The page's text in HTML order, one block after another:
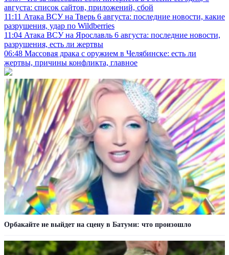
августа: список сайтов, приложений, сбой
11:11 Атака ВСУ на Тверь 6 августа: последние новости, какие
разрушения, удар по Wildberries
11:04 Атака ВСУ на Ярославль 6 августа: последние новости,
разрушения, есть ли жертвы
06:48 Массовая драка с оружием в Челябинске: есть ли
жертвы, причины конфликта, главное
Орбакайте не выйдет на сцену в Батуми: что произошло